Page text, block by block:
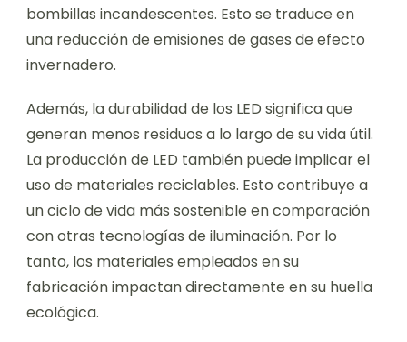
bombillas incandescentes. Esto se traduce en
una reducción de emisiones de gases de efecto
invernadero.
Además, la durabilidad de los LED significa que
generan menos residuos a lo largo de su vida útil.
La producción de LED también puede implicar el
uso de materiales reciclables. Esto contribuye a
un ciclo de vida más sostenible en comparación
con otras tecnologías de iluminación. Por lo
tanto, los materiales empleados en su
fabricación impactan directamente en su huella
ecológica.